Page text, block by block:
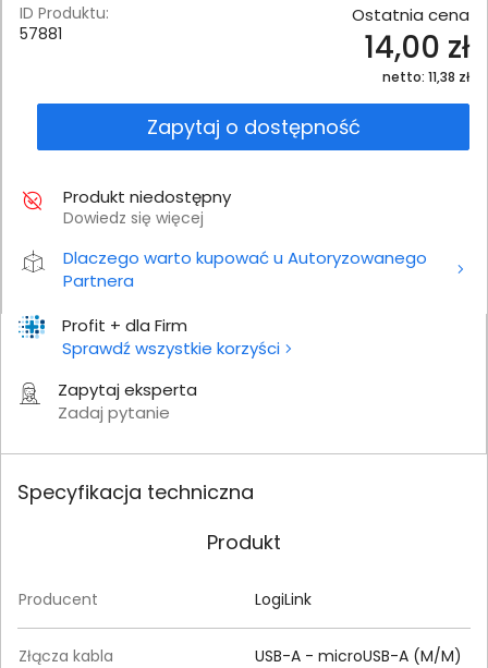
Profit + dla Firm
Sprawdź wszystkie korzyści
Zapytaj eksperta
Zadaj pytanie
ID Produktu:
57881
Ostatnia cena
14,00 zł
netto: 11,38 zł
Zapytaj o dostępność
Produkt niedostępny
Dowiedz się więcej
Dlaczego warto kupować u Autoryzowanego
Partnera
Specyfikacja techniczna
Produkt
Producent LogiLink
Złącza kabla USB-A - microUSB-A (M/M)